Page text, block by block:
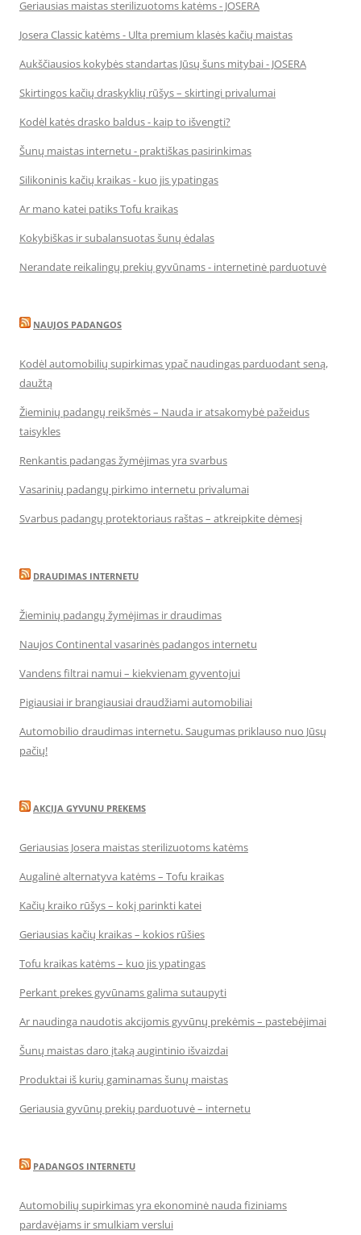
Geriausias maistas sterilizuotoms katėms - JOSERA
Josera Classic katėms - Ulta premium klasės kačių maistas
Aukščiausios kokybės standartas Jūsų šuns mitybai - JOSERA
Skirtingos kačių draskyklių rūšys – skirtingi privalumai
Kodėl katės drasko baldus - kaip to išvengti?
Šunų maistas internetu - praktiškas pasirinkimas
Silikoninis kačių kraikas - kuo jis ypatingas
Ar mano katei patiks Tofu kraikas
Kokybiškas ir subalansuotas šunų ėdalas
Nerandate reikalingų prekių gyvūnams - internetinė parduotuvė
NAUJOS PADANGOS
Kodėl automobilių supirkimas ypač naudingas parduodant seną,
daužtą
Žieminių padangų reikšmės – Nauda ir atsakomybė pažeidus
taisykles
Renkantis padangas žymėjimas yra svarbus
Vasarinių padangų pirkimo internetu privalumai
Svarbus padangų protektoriaus raštas – atkreipkite dėmesį
DRAUDIMAS INTERNETU
Žieminių padangų žymėjimas ir draudimas
Naujos Continental vasarinės padangos internetu
Vandens filtrai namui – kiekvienam gyventojui
Pigiausiai ir brangiausiai draudžiami automobiliai
Automobilio draudimas internetu. Saugumas priklauso nuo Jūsų
pačių!
AKCIJA GYVUNU PREKEMS
Geriausias Josera maistas sterilizuotoms katėms
Augalinė alternatyva katėms – Tofu kraikas
Kačių kraiko rūšys – kokį parinkti katei
Geriausias kačių kraikas – kokios rūšies
Tofu kraikas katėms – kuo jis ypatingas
Perkant prekes gyvūnams galima sutaupyti
Ar naudinga naudotis akcijomis gyvūnų prekėmis – pastebėjimai
Šunų maistas daro įtaką augintinio išvaizdai
Produktai iš kurių gaminamas šunų maistas
Geriausia gyvūnų prekių parduotuvė – internetu
PADANGOS INTERNETU
Automobilių supirkimas yra ekonominė nauda fiziniams
pardavėjams ir smulkiam verslui